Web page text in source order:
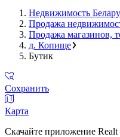
Недвижимость
Продажа
Продажа магазинов,
д. Копище
Бутик
Сохранить
Карта
Скачайте приложение Realt